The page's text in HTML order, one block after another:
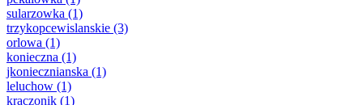
sularzowka (1)
trzykopcewislanskie (3)
orlowa (1)
konieczna (1)
jkoniecznianska (1)
leluchow (1)
kraczonik (1)